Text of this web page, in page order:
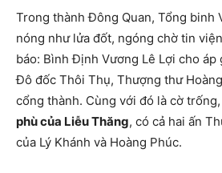
Trong thành Đông Quan, Tổng binh
nóng như lửa đốt, ngóng chờ tin
báo: Bình Định Vương Lê Lợi cho áp
Đô đốc Thôi Thụ, Thượng thư
cổng thành. Cùng với đó là cờ
phù của Liễu Thăng, có cả hai ấn
của Lý Khánh và Hoàng Phúc.